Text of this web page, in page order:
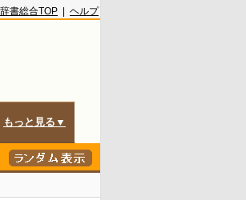
辞書総合TOP ヘルプ
もっと見る▼